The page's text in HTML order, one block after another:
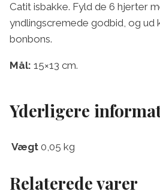
Catit isbakke. Fyld de 6 hjerter
yndlingscremede godbid, og
bonbons.
Mål: 15×13 cm.
Yderligere
Vægt 0,05 kg
Relaterede varer